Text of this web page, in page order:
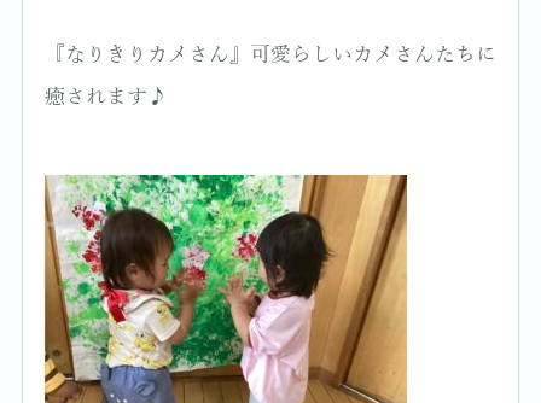
『なりきりカメさん』可愛らしいカメさんたちに
癒されます♪